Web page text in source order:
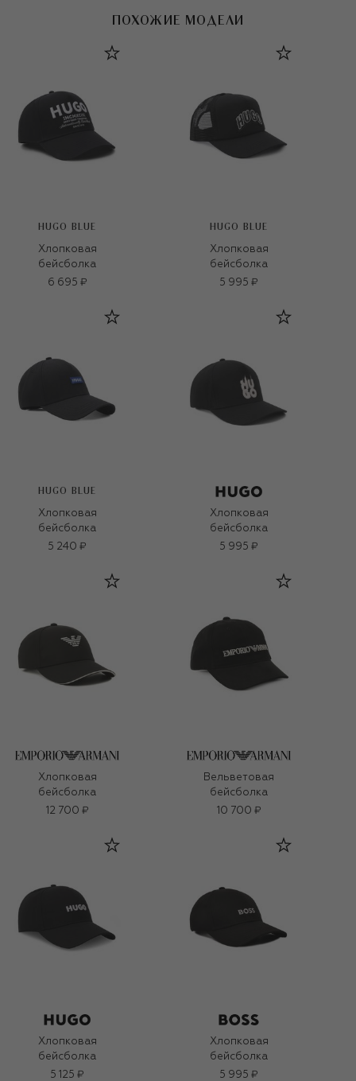
ПОХОЖИЕ МОДЕЛИ
HUGO BLUE
Хлопковая
бейсболка
6 695 ₽
HUGO BLUE
Хлопковая
бейсболка
5 995 ₽
HUGO BLUE
Хлопковая
бейсболка
5 240 ₽
Хлопковая
бейсболка
5 995 ₽
Хлопковая
бейсболка
12 700 ₽
Вельветовая
бейсболка
10 700 ₽
Хлопковая
бейсболка
5 125 ₽
Хлопковая
бейсболка
5 995 ₽